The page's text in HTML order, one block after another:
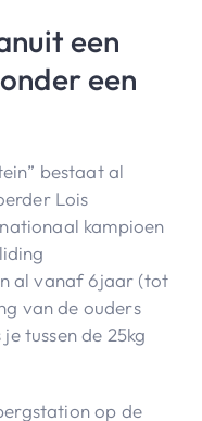
een
een
bestaat al
Lois
kampioen
al vanaf 6jaar (tot
van de ouders
tussen de 25kg
op de